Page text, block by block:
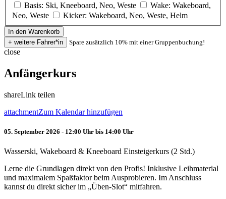
Basis: Ski, Kneeboard, Neo, Weste
Wake: Wakeboard,
Neo, Weste
Kicker: Wakeboard, Neo, Weste, Helm
Spare zusätzlich 10% mit einer Gruppenbuchung!
close
Anfängerkurs
shareLink teilen
attachmentZum Kalendar hinzufügen
05. September 2026 - 12:00 Uhr bis 14:00 Uhr
Wasserski, Wakeboard & Kneeboard Einsteigerkurs (2 Std.)
Lerne die Grundlagen direkt von den Profis! Inklusive Leihmaterial
und maximalem Spaßfaktor beim Ausprobieren. Im Anschluss
kannst du direkt sicher im „Üben-Slot“ mitfahren.